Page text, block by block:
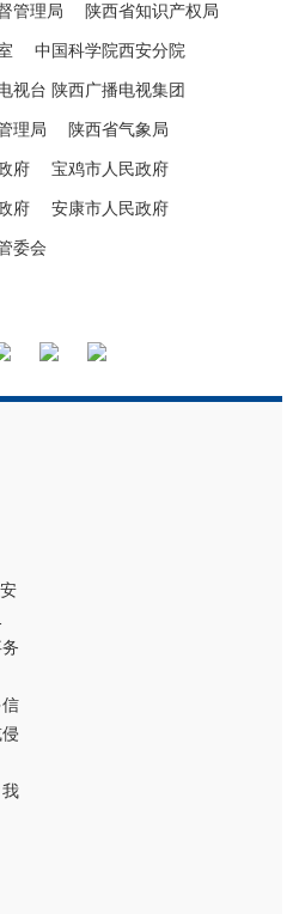
管理局 陕西省知识产权局
中国科学院西安分院
视台 陕西广播电视集团
理局 陕西省气象局
府 宝鸡市人民政府
府 安康市人民政府
委会